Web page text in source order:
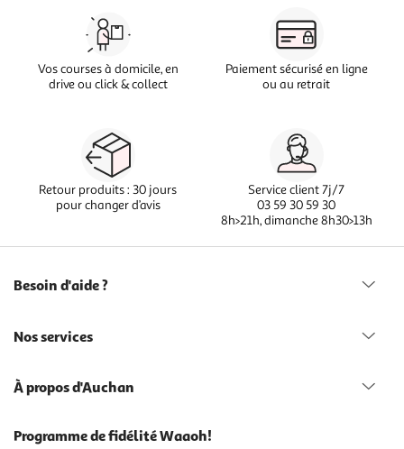
Vos courses à domicile, en
drive ou click & collect
Paiement sécurisé en ligne
ou au retrait
Retour produits : 30 jours
pour changer d’avis
Service client 7j/7
03 59 30 59 30
8h>21h, dimanche 8h30>13h
Besoin d'aide ?
Nos services
À propos d'Auchan
Programme de fidélité Waaoh!